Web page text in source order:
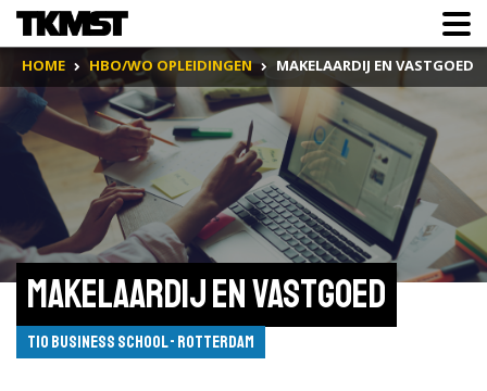
HOME HBO/WO OPLEIDINGEN MAKELAARDIJ EN VASTGOED
Makelaardij en Vastgoed
Tio Business School - Rotterdam